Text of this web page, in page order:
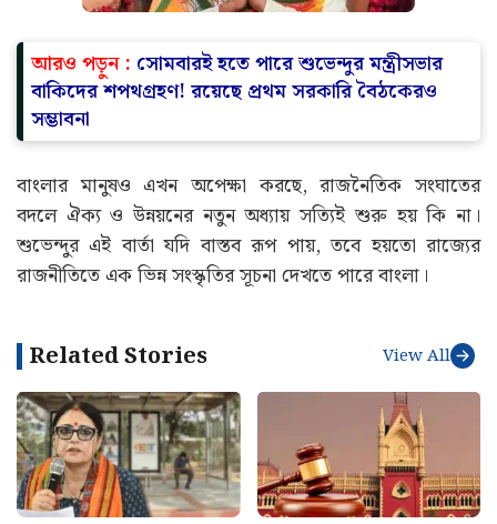
আরও পড়ুন : সোমবারই হতে পারে শুভেন্দুর মন্ত্রীসভার
বাকিদের শপথগ্রহণ! রয়েছে প্রথম সরকারি বৈঠকেরও
সম্ভাবনা
বাংলার মানুষও এখন অপেক্ষা করছে, রাজনৈতিক সংঘাতের
বদলে ঐক্য ও উন্নয়নের নতুন অধ্যায় সত্যিই শুরু হয় কি না।
শুভেন্দুর এই বার্তা যদি বাস্তব রূপ পায়, তবে হয়তো রাজ্যের
রাজনীতিতে এক ভিন্ন সংস্কৃতির সূচনা দেখতে পারে বাংলা।
Related Stories View All